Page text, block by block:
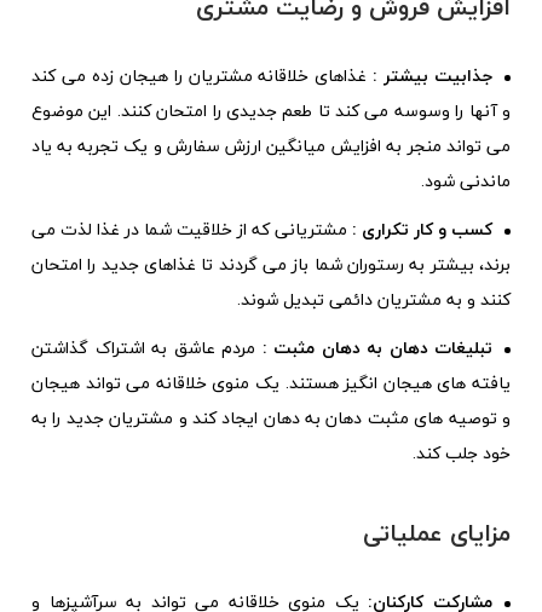
جذابیت بیشتر : غذاهای خلاقانه مشتریان را هیجان زده می کند
و آنها را وسوسه می کند تا طعم جدیدی را امتحان کنند. این موضوع
می تواند منجر به افزایش میانگین ارزش سفارش و یک تجربه به یاد
ماندنی شود.
کسب و کار تکراری : مشتریانی که از خلاقیت شما در غذا لذت می
برند، بیشتر به رستوران شما باز می گردند تا غذاهای جدید را امتحان
کنند و به مشتریان دائمی تبدیل شوند.
تبلیغات دهان به دهان مثبت : مردم عاشق به اشتراک گذاشتن
یافته های هیجان انگیز هستند. یک منوی خلاقانه می تواند هیجان
و توصیه های مثبت دهان به دهان ایجاد کند و مشتریان جدید را به
خود جلب کند.
مزایای عملیاتی
مشارکت کارکنان: یک منوی خلاقانه می تواند به سرآشپزها و